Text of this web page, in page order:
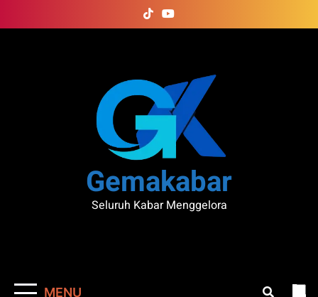
to
Gemakabar
Seluruh Kabar Menggelora
MENU